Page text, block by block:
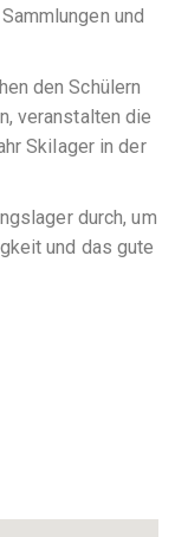
und
den Schülern
veranstalten die
Skilager in der
durch, um
und das gute